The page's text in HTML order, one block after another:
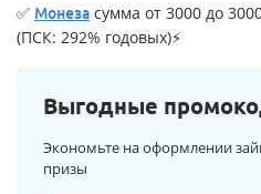
✅ Монеза сумма от 3000 до
(ПСК: 292% годовых)⚡
Выгодные
Экономьте на оформлении
призы